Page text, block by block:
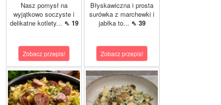
Nasz pomysł na
wyjątkowo soczyste i
delikatne kotlety... ⇖ 19
Zobacz przepis!
Błyskawiczna i prosta
surówka z marchewki i
jabłka to... ⇖ 39
Zobacz przepis!